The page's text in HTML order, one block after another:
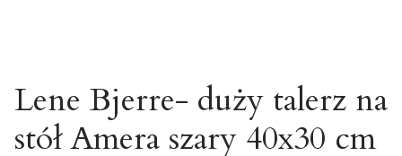
Lene Bjerre- duży talerz na
stół Amera szary 40x30 cm